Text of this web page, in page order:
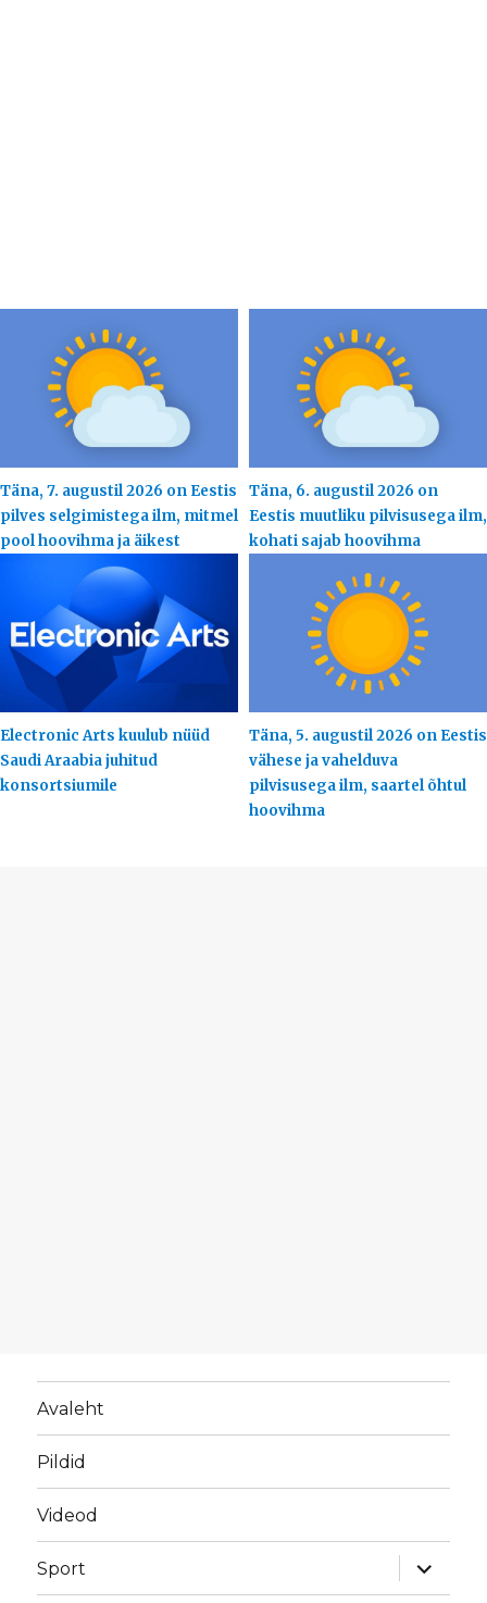
Täna, 7. augustil 2026 on Eestis
pilves selgimistega ilm, mitmel
pool hoovihma ja äikest
Täna, 6. augustil 2026 on
Eestis muutliku pilvisusega ilm,
kohati sajab hoovihma
Electronic Arts kuulub nüüd
Saudi Araabia juhitud
konsortsiumile
Täna, 5. augustil 2026 on Eestis
vähese ja vahelduva
pilvisusega ilm, saartel õhtul
hoovihma
Avaleht
Pildid
Videod
Sport
laienda